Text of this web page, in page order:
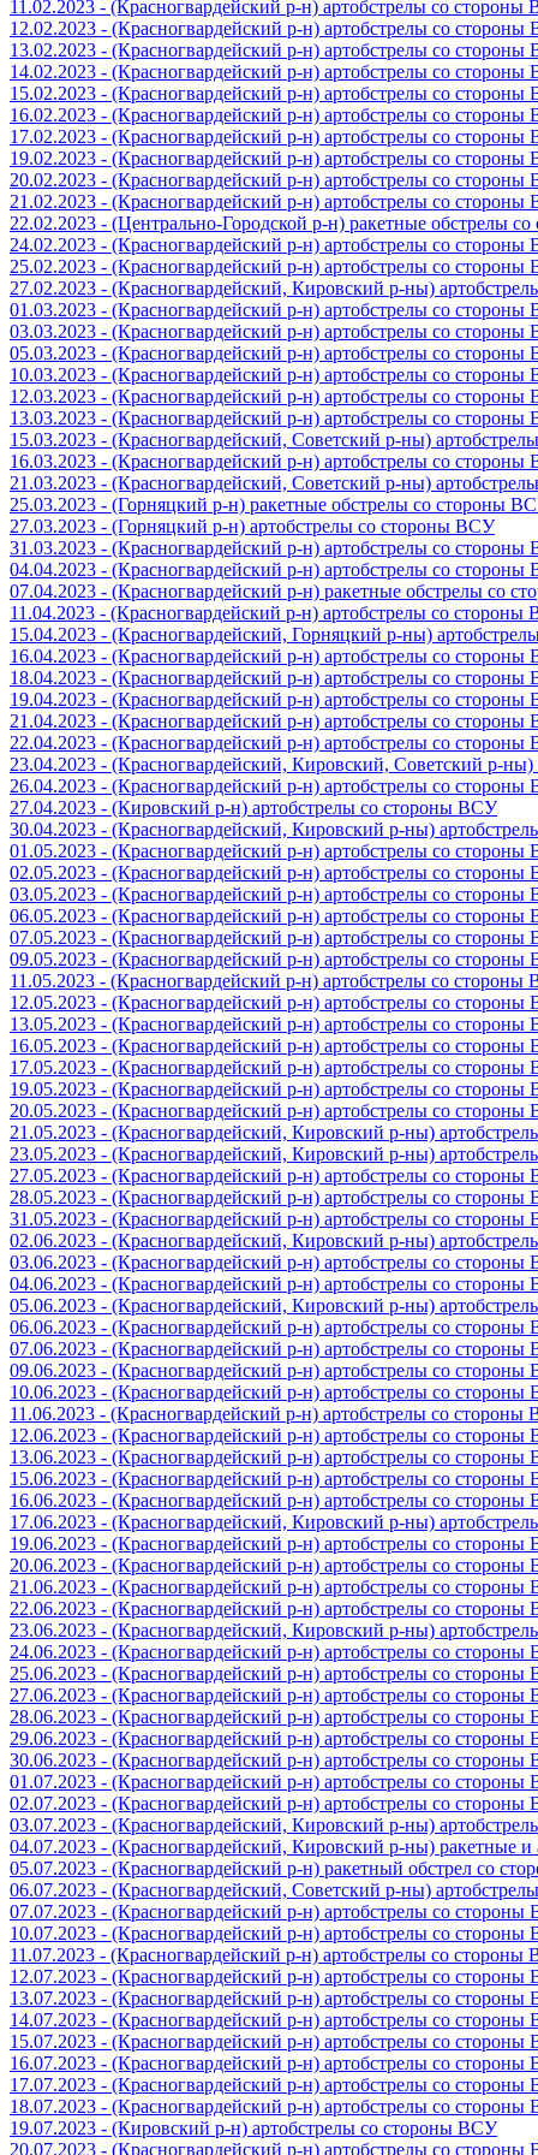
11.02.2023 - (Красногвардейский р-н) артобстрелы со стороны
12.02.2023 - (Красногвардейский р-н) артобстрелы со
13.02.2023 - (Красногвардейский р-н) артобстрелы со
14.02.2023 - (Красногвардейский р-н) артобстрелы со
15.02.2023 - (Красногвардейский р-н) артобстрелы со
16.02.2023 - (Красногвардейский р-н) артобстрелы со
17.02.2023 - (Красногвардейский р-н) артобстрелы со
19.02.2023 - (Красногвардейский р-н) артобстрелы со
20.02.2023 - (Красногвардейский р-н) артобстрелы со
21.02.2023 - (Красногвардейский р-н) артобстрелы со
22.02.2023 - (Центрально-Городской р-н) ракетные обстрелы
24.02.2023 - (Красногвардейский р-н) артобстрелы со
25.02.2023 - (Красногвардейский р-н) артобстрелы со
27.02.2023 - (Красногвардейский, Кировский р-ны)
01.03.2023 - (Красногвардейский р-н) артобстрелы со
03.03.2023 - (Красногвардейский р-н) артобстрелы со
05.03.2023 - (Красногвардейский р-н) артобстрелы со
10.03.2023 - (Красногвардейский р-н) артобстрелы со
12.03.2023 - (Красногвардейский р-н) артобстрелы со
13.03.2023 - (Красногвардейский р-н) артобстрелы со
15.03.2023 - (Красногвардейский, Советский р-ны)
16.03.2023 - (Красногвардейский р-н) артобстрелы со
21.03.2023 - (Красногвардейский, Советский р-ны)
25.03.2023 - (Горняцкий р-н) ракетные обстрелы со стороны
27.03.2023 - (Горняцкий р-н) артобстрелы со стороны ВСУ
31.03.2023 - (Красногвардейский р-н) артобстрелы со
04.04.2023 - (Красногвардейский р-н) артобстрелы со
07.04.2023 - (Красногвардейский р-н) ракетные обстрелы со
11.04.2023 - (Красногвардейский р-н) артобстрелы со стороны
15.04.2023 - (Красногвардейский, Горняцкий р-ны)
16.04.2023 - (Красногвардейский р-н) артобстрелы со
18.04.2023 - (Красногвардейский р-н) артобстрелы со
19.04.2023 - (Красногвардейский р-н) артобстрелы со
21.04.2023 - (Красногвардейский р-н) артобстрелы со
22.04.2023 - (Красногвардейский р-н) артобстрелы со
23.04.2023 - (Красногвардейский, Кировский, Советский р-
26.04.2023 - (Красногвардейский р-н) артобстрелы со
27.04.2023 - (Кировский р-н) артобстрелы со стороны ВСУ
30.04.2023 - (Красногвардейский, Кировский р-ны)
01.05.2023 - (Красногвардейский р-н) артобстрелы со
02.05.2023 - (Красногвардейский р-н) артобстрелы со
03.05.2023 - (Красногвардейский р-н) артобстрелы со
06.05.2023 - (Красногвардейский р-н) артобстрелы со
07.05.2023 - (Красногвардейский р-н) артобстрелы со
09.05.2023 - (Красногвардейский р-н) артобстрелы со
11.05.2023 - (Красногвардейский р-н) артобстрелы со стороны
12.05.2023 - (Красногвардейский р-н) артобстрелы со
13.05.2023 - (Красногвардейский р-н) артобстрелы со
16.05.2023 - (Красногвардейский р-н) артобстрелы со
17.05.2023 - (Красногвардейский р-н) артобстрелы со
19.05.2023 - (Красногвардейский р-н) артобстрелы со
20.05.2023 - (Красногвардейский р-н) артобстрелы со
21.05.2023 - (Красногвардейский, Кировский р-ны)
23.05.2023 - (Красногвардейский, Кировский р-ны)
27.05.2023 - (Красногвардейский р-н) артобстрелы со
28.05.2023 - (Красногвардейский р-н) артобстрелы со
31.05.2023 - (Красногвардейский р-н) артобстрелы со
02.06.2023 - (Красногвардейский, Кировский р-ны)
03.06.2023 - (Красногвардейский р-н) артобстрелы со
04.06.2023 - (Красногвардейский р-н) артобстрелы со
05.06.2023 - (Красногвардейский, Кировский р-ны)
06.06.2023 - (Красногвардейский р-н) артобстрелы со
07.06.2023 - (Красногвардейский р-н) артобстрелы со
09.06.2023 - (Красногвардейский р-н) артобстрелы со
10.06.2023 - (Красногвардейский р-н) артобстрелы со
11.06.2023 - (Красногвардейский р-н) артобстрелы со стороны
12.06.2023 - (Красногвардейский р-н) артобстрелы со
13.06.2023 - (Красногвардейский р-н) артобстрелы со
15.06.2023 - (Красногвардейский р-н) артобстрелы со
16.06.2023 - (Красногвардейский р-н) артобстрелы со
17.06.2023 - (Красногвардейский, Кировский р-ны)
19.06.2023 - (Красногвардейский р-н) артобстрелы со
20.06.2023 - (Красногвардейский р-н) артобстрелы со
21.06.2023 - (Красногвардейский р-н) артобстрелы со
22.06.2023 - (Красногвардейский р-н) артобстрелы со
23.06.2023 - (Красногвардейский, Кировский р-ны)
24.06.2023 - (Красногвардейский р-н) артобстрелы со
25.06.2023 - (Красногвардейский р-н) артобстрелы со
27.06.2023 - (Красногвардейский р-н) артобстрелы со
28.06.2023 - (Красногвардейский р-н) артобстрелы со
29.06.2023 - (Красногвардейский р-н) артобстрелы со
30.06.2023 - (Красногвардейский р-н) артобстрелы со
01.07.2023 - (Красногвардейский р-н) артобстрелы со
02.07.2023 - (Красногвардейский р-н) артобстрелы со
03.07.2023 - (Красногвардейский, Кировский р-ны)
04.07.2023 - (Красногвардейский, Кировский р-ны) ракетные
05.07.2023 - (Красногвардейский р-н) ракетный обстрел со
06.07.2023 - (Красногвардейский, Советский р-ны)
07.07.2023 - (Красногвардейский р-н) артобстрелы со
10.07.2023 - (Красногвардейский р-н) артобстрелы со
11.07.2023 - (Красногвардейский р-н) артобстрелы со стороны
12.07.2023 - (Красногвардейский р-н) артобстрелы со
13.07.2023 - (Красногвардейский р-н) артобстрелы со
14.07.2023 - (Красногвардейский р-н) артобстрелы со
15.07.2023 - (Красногвардейский р-н) артобстрелы со
16.07.2023 - (Красногвардейский р-н) артобстрелы со
17.07.2023 - (Красногвардейский р-н) артобстрелы со
18.07.2023 - (Красногвардейский р-н) артобстрелы со
19.07.2023 - (Кировский р-н) артобстрелы со стороны ВСУ
20.07.2023 - (Красногвардейский р-н) артобстрелы со